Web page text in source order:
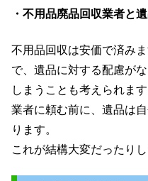
・不用品廃品回収業者と
不用品回収は安価で済み
で、遺品に対する配慮が
しまうことも考えられます
業者に頼む前に、遺品は
ります。
これが結構大変だったりし